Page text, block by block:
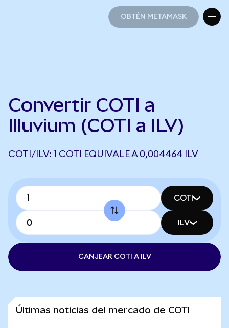
OBTÉN METAMASK
Convertir COTI a
Illuvium (COTI a ILV)
COTI/ILV: 1 COTI EQUIVALE A 0,004464 ILV
COTI
ILV
CANJEAR COTI A ILV
Últimas noticias del mercado de COTI